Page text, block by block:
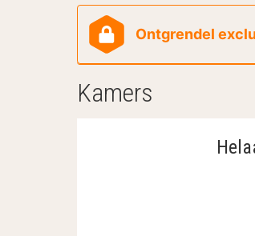
Ontgrendel
Kamers